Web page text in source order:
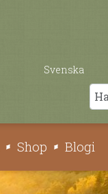
Svenska
Etsi
Shop Blogi